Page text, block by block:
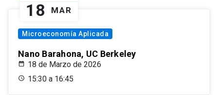
18 MAR
Microeconomía Aplicada
Nano Barahona, UC Berkeley
18 de Marzo de 2026
15:30 a 16:45